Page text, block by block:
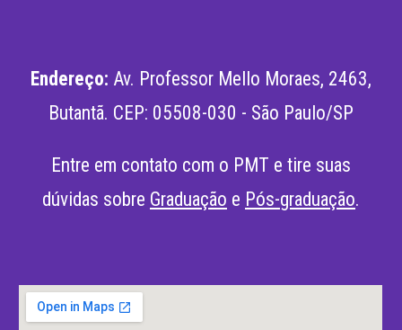
Endereço: Av. Professor Mello Moraes, 2463,
Butantã. CEP: 05508-030 - São Paulo/SP
Entre em contato com o PMT e tire suas
dúvidas sobre Graduação e Pós-graduação.